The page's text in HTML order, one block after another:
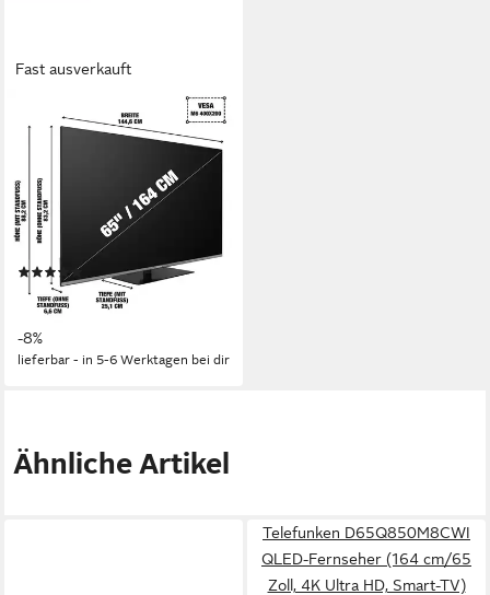
Fast ausverkauft
TELEFUNKEN
D65U980B2CW LED-
164 cm/65 Zoll
Diagonale
LED Bildschirmtechnologie
4K Ultra HD
Auflösung
Produktdatenblatt
(1)
440,04 € UVP479,99 €
15,79 €mtl. in 36 Raten
-8%
lieferbar - in 5-6 Werktagen bei dir
Ähnliche Artikel
Telefunken D65Q850M8CWI
QLED-Fernseher (164 cm/65
Zoll, 4K Ultra HD, Smart-TV)